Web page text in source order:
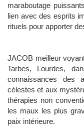
maraboutage
lien avec des esprits
rituels pour apporter
JACOB meilleur
Tarbes, Lourdes,
connaissances des
célestes et aux
thérapies non
les maux les plus
paix intérieure.